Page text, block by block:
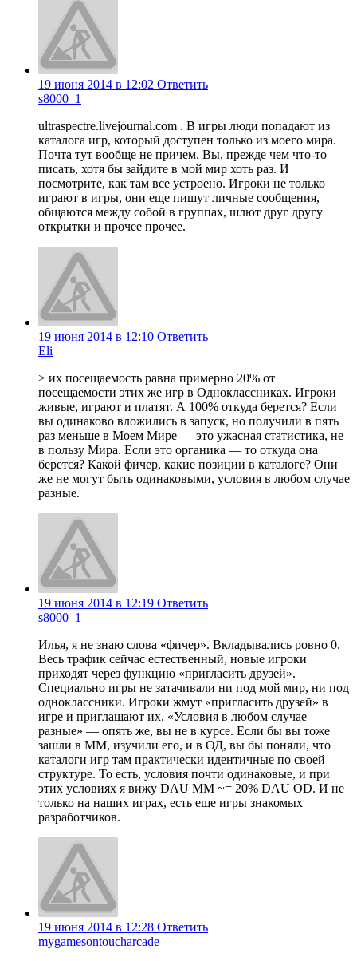
19 июня 2014 в 12:02 Ответить
s8000_1
ultraspectre.livejournal.com . В игры люди попадают из
каталога игр, который доступен только из моего мира.
Почта тут вообще не причем. Вы, прежде чем что-то
писать, хотя бы зайдите в мой мир хоть раз. И
посмотрите, как там все устроено. Игроки не только
играют в игры, они еще пишут личные сообщения,
общаются между собой в группах, шлют друг другу
открытки и прочее прочее.
19 июня 2014 в 12:10 Ответить
Eli
> их посещаемость равна примерно 20% от
посещаемости этих же игр в Одноклассниках. Игроки
живые, играют и платят. А 100% откуда берется? Если
вы одинаково вложились в запуск, но получили в пять
раз меньше в Моем Мире — это ужасная статистика, не
в пользу Мира. Если это органика — то откуда она
берется? Какой фичер, какие позиции в каталоге? Они
же не могут быть одинаковыми, условия в любом случае
разные.
19 июня 2014 в 12:19 Ответить
s8000_1
Илья, я не знаю слова «фичер». Вкладывались ровно 0.
Весь трафик сейчас естественный, новые игроки
приходят через функцию «пригласить друзей».
Специально игры не затачивали ни под мой мир, ни под
одноклассники. Игроки жмут «пригласить друзей» в
игре и приглашают их. «Условия в любом случае
разные» — опять же, вы не в курсе. Если бы вы тоже
зашли в ММ, изучили его, и в ОД, вы бы поняли, что
каталоги игр там практически идентичные по своей
структуре. То есть, условия почти одинаковые, и при
этих условиях я вижу DAU MM ~= 20% DAU OD. И не
только на наших играх, есть еще игры знакомых
разработчиков.
19 июня 2014 в 12:28 Ответить
mygamesontoucharcade